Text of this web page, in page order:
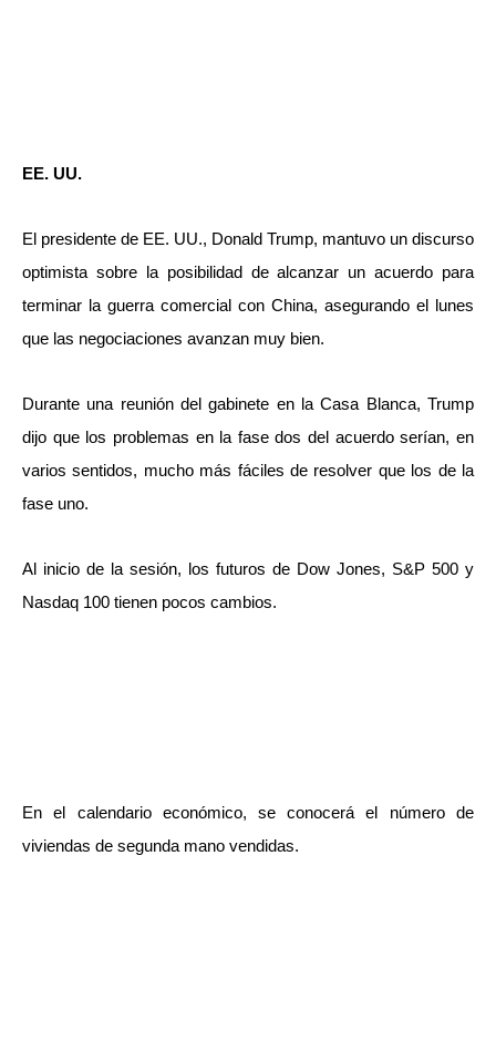
EE. UU.
El presidente de EE. UU., Donald Trump, mantuvo un discurso
optimista sobre la posibilidad de alcanzar un acuerdo para
terminar la guerra comercial con China, asegurando el lunes
que las negociaciones avanzan muy bien.
Durante una reunión del gabinete en la Casa Blanca, Trump
dijo que los problemas en la fase dos del acuerdo serían, en
varios sentidos, mucho más fáciles de resolver que los de la
fase uno.
Al inicio de la sesión, los futuros de Dow Jones, S&P 500 y
Nasdaq 100 tienen pocos cambios.
En el calendario económico,
se conocerá el número de
viviendas de segunda mano vendidas.